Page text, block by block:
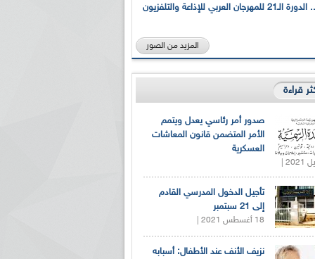
بالصور... الدورة الـ21 للمهرجان العربي للإذاعة والتلفزيون
المزيد من الصور
قراءة
صدور أمر رئاسي يعدل ويتمم
الأمر المتضمن قانون المعاشات
العسكرية
تأجيل الدخول المدرسي القادم
إلى 21 سبتمبر
18 أغسطس 2021 |
نزيف الأنف عند الأطفال: أسبابه